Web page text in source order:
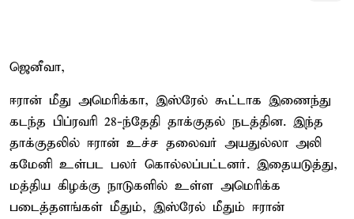
ஜெனீவா,
ஈரான் மீது அமெரிக்கா, இஸ்ரேல் கூட்டாக இணைந்து
கடந்த பிப்ரவரி 28-ந்தேதி தாக்குதல் நடத்தின. இந்த
தாக்குதலில் ஈரான் உச்ச தலைவர் அயதுல்லா அலி
கமேனி உள்பட பலர் கொல்லப்பட்டனர். இதையடுத்து,
மத்திய கிழக்கு நாடுகளில் உள்ள அமெரிக்க
படைத்தளங்கள் மீதும், இஸ்ரேல் மீதும் ஈரான்